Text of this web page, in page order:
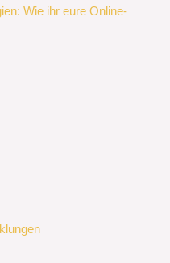
Wie ihr eure Online-